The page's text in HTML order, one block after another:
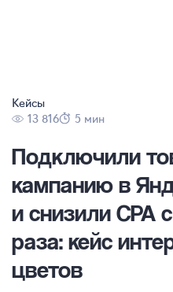
Кейсы
13 816
5 мин
Подключили
кампанию в
и снизили CPA
раза: кейс
цветов